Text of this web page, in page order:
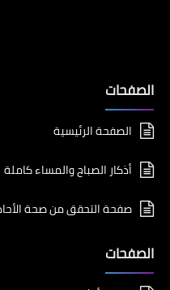
الصفحات
الصفحة الرئيسية
أذكار الصباح والمساء كاملة
صفحة التحقق من صحة
الصفحات